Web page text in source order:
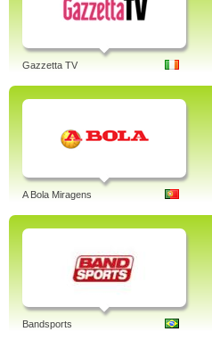
Gazzetta TV
A Bola Miragens
Bandsports